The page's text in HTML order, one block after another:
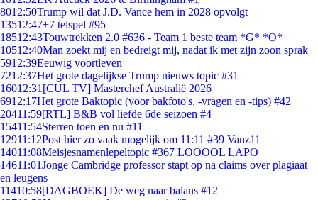
8012:50Trump wil dat J.D. Vance hem in 2028 opvolgt
13512:47+7 telspel #95
18512:43Touwtrekken 2.0 #636 - Team 1 beste team *G* *O*
10512:40Man zoekt mij en bedreigt mij, nadat ik met zijn zoon sprak
5912:39Eeuwig voortleven
7212:37Het grote dagelijkse Trump nieuws topic #31
16012:31 [CUL TV] Masterchef Australië 2026
6912:17Het grote Baktopic (voor bakfoto's, -vragen en -tips) #42
20411:59[RTL] B&B vol liefde 6de seizoen #4
15411:54Sterren toen en nu #11
12911:12Post hier zo vaak mogelijk om 11:11 #39 Vanz11
14011:08Meisjesnamenlepeltopic #367 LOOOOL LAPO
14611:01Jonge Cambridge professor stapt op na claims over plagiaat
en leugens
11410:58[DAGBOEK] De weg naar balans #12